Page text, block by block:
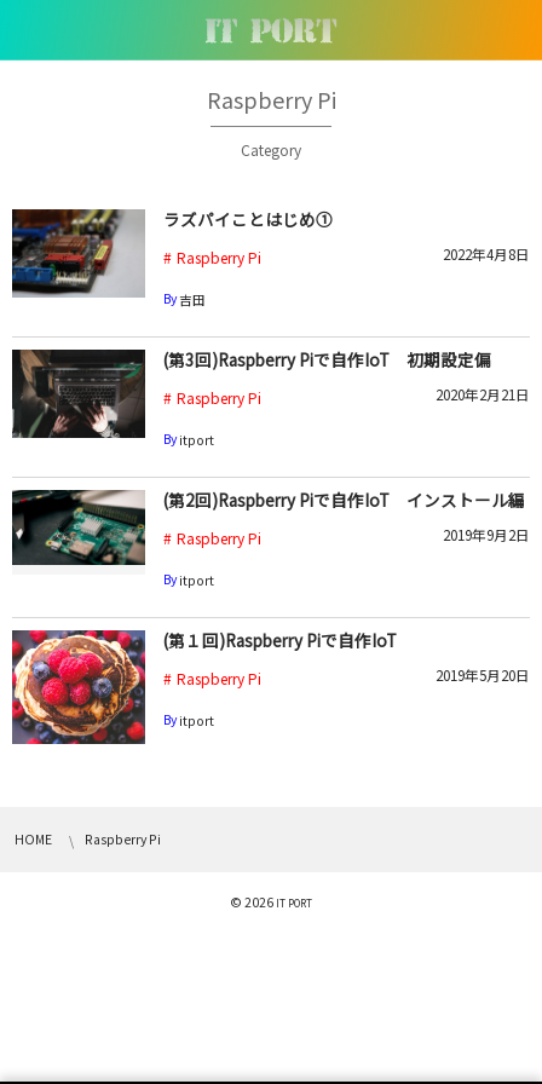
Raspberry Pi
Category
ラズパイことはじめ①
Raspberry Pi 2022年4月8日
By吉田
(第3回)Raspberry Piで自作IoT 初期設定偏
Raspberry Pi 2020年2月21日
Byitport
(第2回)Raspberry Piで自作IoT インストール編
Raspberry Pi 2019年9月2日
Byitport
(第１回)Raspberry Piで自作IoT
Raspberry Pi 2019年5月20日
Byitport
HOME Raspberry Pi
© 2026 IT PORT